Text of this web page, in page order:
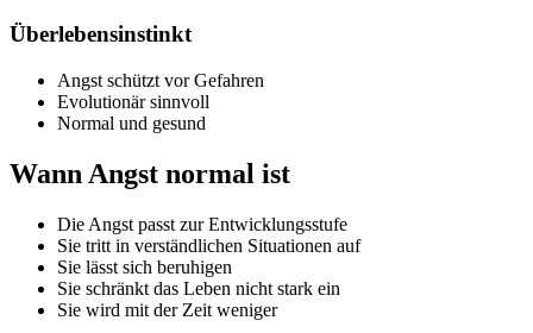
Überlebensinstinkt
Angst schützt vor Gefahren
Evolutionär sinnvoll
Normal und gesund
Wann Angst normal ist
Die Angst passt zur Entwicklungsstufe
Sie tritt in verständlichen Situationen auf
Sie lässt sich beruhigen
Sie schränkt das Leben nicht stark ein
Sie wird mit der Zeit weniger